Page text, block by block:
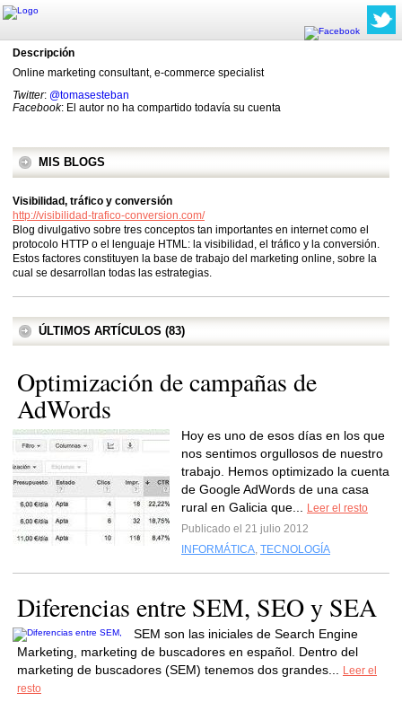
Descripción
Online marketing consultant, e-commerce specialist
Twitter: @tomasesteban
Facebook: El autor no ha compartido todavía su cuenta
MIS BLOGS
Visibilidad, tráfico y conversión
http://visibilidad-trafico-conversion.com/
Blog divulgativo sobre tres conceptos tan importantes en internet como el
protocolo HTTP o el lenguaje HTML: la visibilidad, el tráfico y la conversión.
Estos factores constituyen la base de trabajo del marketing online, sobre la
cual se desarrollan todas las estrategias.
ÚLTIMOS ARTÍCULOS (83)
Optimización de campañas de
AdWords
Hoy es uno de esos días en los que
nos sentimos orgullosos de nuestro
trabajo. Hemos optimizado la cuenta
de Google AdWords de una casa
rural en Galicia que...
Leer el resto
Publicado el 21 julio 2012
INFORMÁTICA, TECNOLOGÍA
Diferencias entre SEM, SEO y SEA
SEM son las iniciales de Search Engine
Marketing, marketing de buscadores en español. Dentro del
marketing de buscadores (SEM) tenemos dos grandes...
Leer el
resto